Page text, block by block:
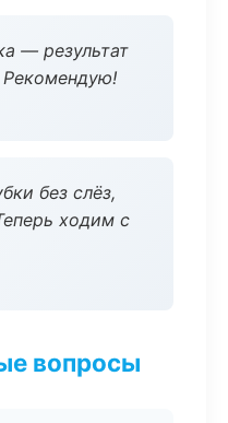
— результат
Рекомендую!
без слёз,
ходим с
вопросы